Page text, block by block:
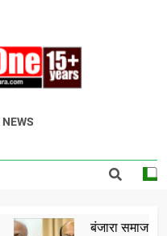
To
बंजारा समाज को